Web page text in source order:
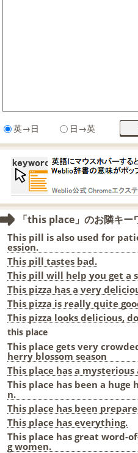
英→日 日→英
「this place」のお隣キー
This pill is also used for
ession.
This pill tastes bad.
This pill will help you get a
This pizza has a very
This pizza is really quite
This pizza looks delicious,
this place
This place gets very
herry blossom season
This place has a
This place has been a
n.
This place has been
This place has everything.
This place has great word-
g women.